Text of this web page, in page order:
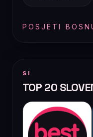
POSJETI
SI
TOP 20